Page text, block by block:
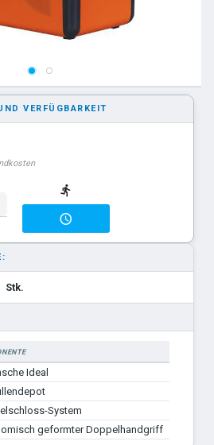
VERFÜGBARKEIT
Stk.
Ideal
System
geformter Doppelhandgriff